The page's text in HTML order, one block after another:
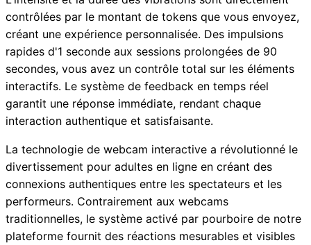
contrôlées par le montant de tokens que vous envoyez,
créant une expérience personnalisée. Des impulsions
rapides d'1 seconde aux sessions prolongées de 90
secondes, vous avez un contrôle total sur les éléments
interactifs. Le système de feedback en temps réel
garantit une réponse immédiate, rendant chaque
interaction authentique et satisfaisante.
La technologie de webcam interactive a révolutionné le
divertissement pour adultes en ligne en créant des
connexions authentiques entre les spectateurs et les
performeurs. Contrairement aux webcams
traditionnelles, le système activé par pourboire de notre
plateforme fournit des réactions mesurables et visibles